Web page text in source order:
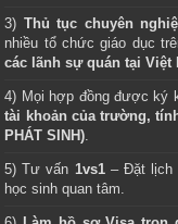
3) Thủ tục chuyên
nhiều tổ chức giáo dục
các lãnh sự quán tại Việt
4) Mọi hợp đồng được ký
tài khoản của trường,
PHÁT SINH).
5) Tư vấn 1vs1– Đặt lịch
học sinh quan tâm.